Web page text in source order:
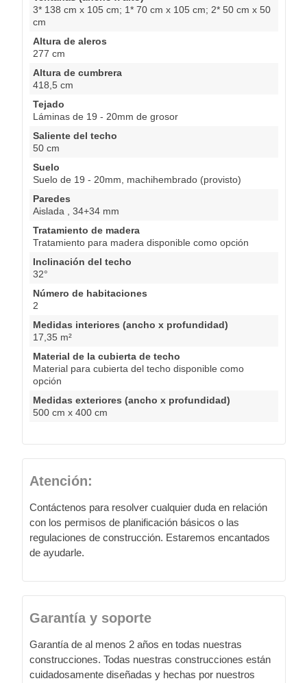
3* 138 cm x 105 cm; 1* 70 cm x 105 cm; 2* 50 cm x 50
cm
Altura de aleros
277 cm
Altura de cumbrera
418,5 cm
Tejado
Láminas de 19 - 20mm de grosor
Saliente del techo
50 cm
Suelo
Suelo de 19 - 20mm, machihembrado (provisto)
Paredes
Aislada , 34+34 mm
Tratamiento de madera
Tratamiento para madera disponible como opción
Inclinación del techo
32°
Número de habitaciones
2
Medidas interiores (ancho x profundidad)
17,35 m²
Material de la cubierta de techo
Material para cubierta del techo disponible como
opción
Medidas exteriores (ancho x profundidad)
500 cm x 400 cm
Atención:
Contáctenos para resolver cualquier duda en relación
con los permisos de planificación básicos o las
regulaciones de construcción. Estaremos encantados
de ayudarle.
Garantía y soporte
Garantía de al menos 2 años en todas nuestras
construcciones. Todas nuestras construcciones están
cuidadosamente diseñadas y hechas por nuestros